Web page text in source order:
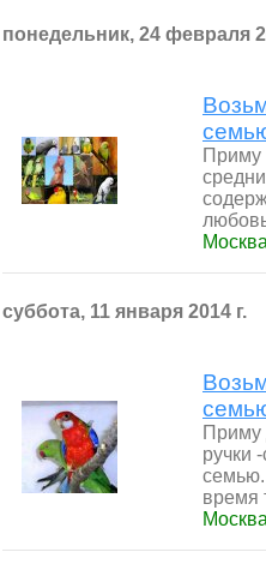
понедельник, 24 февраля
Приму
суббота, 11 января 2014 г.
Приму
ручки
время